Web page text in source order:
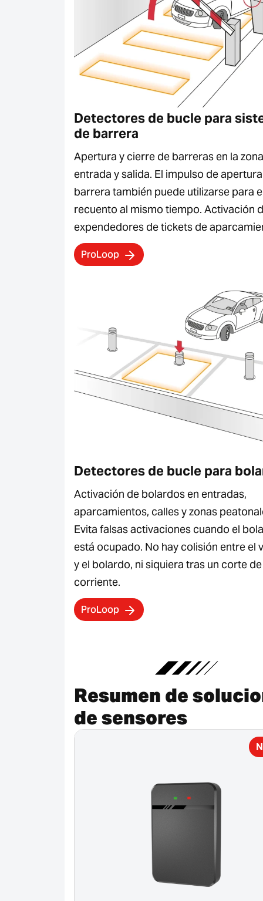
Detectores de bucle para
de barrera
Apertura y cierre de barreras en la
entrada y salida. El impulso de
barrera también puede utilizarse para
recuento al mismo tiempo. Activación
expendedores de tickets de
ProLoop
Detectores de bucle para
Activación de bolardos en entradas,
aparcamientos, calles y zonas
Evita falsas activaciones cuando el
está ocupado. No hay colisión entre el
y el bolardo, ni siquiera tras un corte de
corriente.
ProLoop
Resumen de
de sensores